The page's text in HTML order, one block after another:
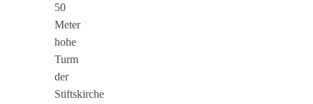
50
Meter
hohe
Turm
der
Stiftskirche